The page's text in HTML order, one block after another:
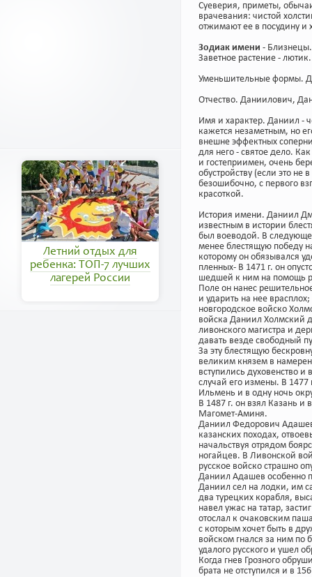
Летний отдых для
ребенка: ТОП-7 лучших
лагерей России
Суеверия, приметы,
врачевания: чистой
отжимают ее в посудину и
Зодиак имени -
Заветное растение -
Уменьшительные формы.
Отчество. Даниилович,
Имя и характер. Даниил -
кажется незаметным, но
внешне эффектных
для не­го - святое дело.
и гостеприимен, очень
обустройству (если это
безошибочно, с первого
красоткой.
История имени. Даниил
известным в истории
был воеводой. В
менее блестящую победу
которому он обязывался
пленных- В 1471 г. он
шедшей к ним на помощь
Поле он нанес
и ударить на нее
новгородское войско
войска Даниил Холмский
ливонского магистра и
давать везде свободный
За эту блестящую
великим князем в
вступились духовенство
случай его измены. В
Ильмень и в одну ночь
В 1487 г. он взял Казань и
Магомет-Аминя.
Даниил Федорович
казанских походах,
начальствуя отрядом
ногайцев. В Ливонской
русское войско страшно
Даниил Адашев особенно
Даниил сел на лодки, им
два турецких корабля,
навел ужас на татар,
отослал к очаковским
с которым хочет быть в
войском гнался за ним по
удалого русского и ушел
Когда гнев Грозного
брата не отступился и в